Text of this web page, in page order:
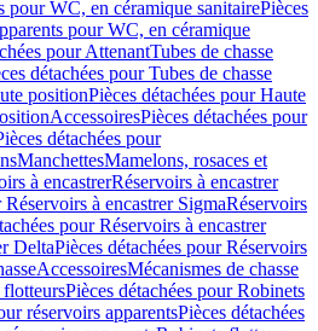
pour WC, en céramique sanitairePièces
pour WC, en céramique
pour AttenantTubes de chasse
détachées pour Tubes de chasse
positionPièces détachées pour Haute
AccessoiresPièces détachées pour
détachées pour
ManchettesMamelons, rosaces et
à encastrerRéservoirs à encastrer
à encastrer SigmaRéservoirs
pour Réservoirs à encastrer
DeltaPièces détachées pour Réservoirs
AccessoiresMécanismes de chasse
Pièces détachées pour Robinets
réservoirs apparentsPièces détachées